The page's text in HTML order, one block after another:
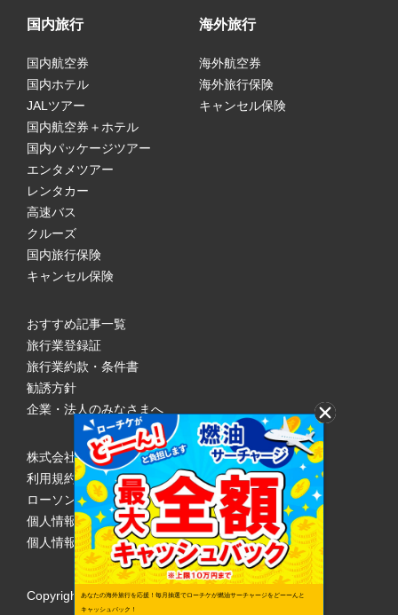
国内旅行
国内航空券
国内ホテル
JALツアー
国内航空券＋ホテル
国内パッケージツアー
エンタメツアー
レンタカー
高速バス
クルーズ
国内旅行保険
キャンセル保険
海外旅行
海外航空券
海外旅行保険
キャンセル保険
おすすめ記事一覧
旅行業登録証
旅行業約款・条件書
勧誘方針
企業・法人のみなさまへ
株式会社ローソンエンタテインメント
利用規約
ローソンWEB会員規約
個人情報の取り扱いについて
個人情報保護方針
Copyright © 1998 Lawson Entertainment, Inc.
あなたの海外旅行を応援！毎月抽選でローチケが燃油サーチャージをどーーんと
キャッシュバック！